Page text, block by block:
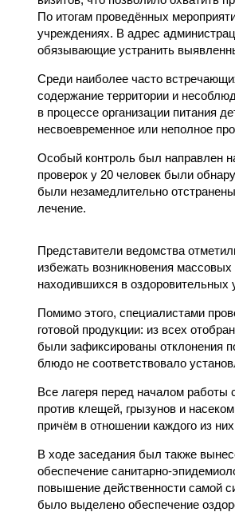
По итогам проведённых
учреждениях. В адрес
обязывающие устранить
Среди наиболее часто
содержание территории и
в процессе организации питания
несвоевременное или неполное
Особый контроль был направлен
проверок у 20 человек были
были незамедлительно
лечение.
Представители ведомства
избежать возникновения
находившихся в оздоровительных
Помимо этого, специалистами
готовой продукции: из всех
были зафиксированы отклонения
блюдо не соответствовало
Все лагеря перед началом работы
против клещей, грызунов и
причём в отношении каждого из
В ходе заседания был также
обеспечение санитарно-
повышение действенности самой
было выделено обеспечение